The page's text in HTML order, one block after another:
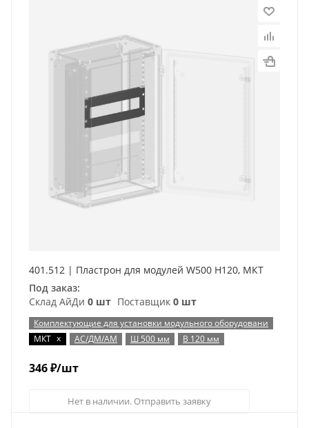
401.512 | Пластрон для модулей W500 H120, МКТ
Под заказ:
Склад АйДи 0 шт Поставщик 0 шт
Комплектующие для установки модульного оборудовани
МКТ x АС/ДМ/АМ Ш 500 мм В 120 мм
346₽/шт
Нет в наличии. Отправить заявку